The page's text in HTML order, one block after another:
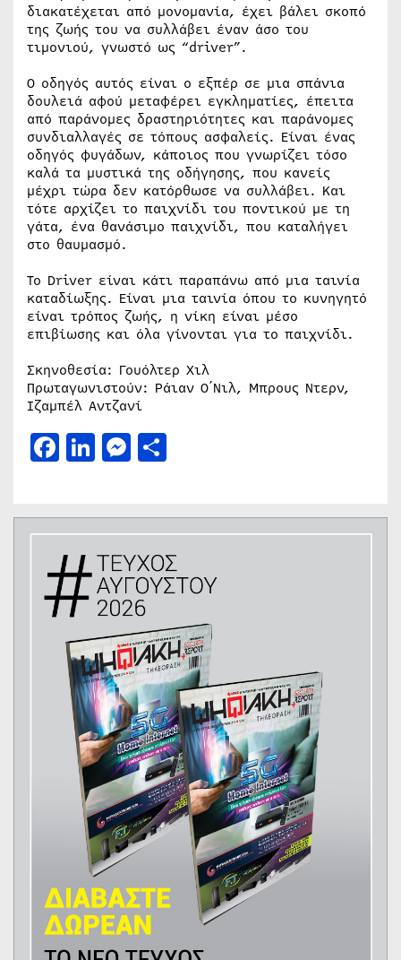
διακατέχεται από μονομανία, έχει βάλει σκοπό
της ζωής του να συλλάβει έναν άσο του
τιμονιού, γνωστό ως “driver”.
Ο οδηγός αυτός είναι ο εξπέρ σε μια σπάνια
δουλειά αφού μεταφέρει εγκληματίες, έπειτα
από παράνομες δραστηριότητες και παράνομες
συνδιαλλαγές σε τόπους ασφαλείς. Είναι ένας
οδηγός φυγάδων, κάποιος που γνωρίζει τόσο
καλά τα μυστικά της οδήγησης, που κανείς
μέχρι τώρα δεν κατόρθωσε να συλλάβει. Και
τότε αρχίζει το παιχνίδι του ποντικού με τη
γάτα, ένα θανάσιμο παιχνίδι, που καταλήγει
στο θαυμασμό.
Το Driver είναι κάτι παραπάνω από μια ταινία
καταδίωξης. Είναι μια ταινία όπου το κυνηγητό
είναι τρόπος ζωής, η νίκη είναι μέσο
επιβίωσης και όλα γίνονται για το παιχνίδι.
Σκηνοθεσία: Γουόλτερ Χιλ
Πρωταγωνιστούν: Ράιαν Ο΄Νιλ, Μπρους Ντερν,
Ιζαμπέλ Αντζανί
Facebook
LinkedIn
Messenger